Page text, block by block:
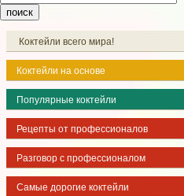
Коктейли всего мира!
Коктейли на основе
Популярные коктейли
Рецепты от профессионалов
Разговор с профессионалом
Самые дорогие коктейли